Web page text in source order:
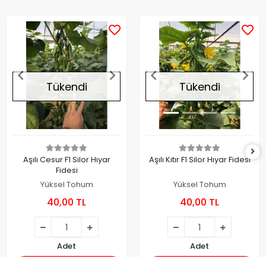
Tükendi
Aşılı Cesur F1 Silor Hıyar
Fidesi
Yüksel Tohum
40,00 TL
Adet
Tükendi
Aşılı Kıtır F1 Silor Hıyar Fidesi
Yüksel Tohum
40,00 TL
Adet